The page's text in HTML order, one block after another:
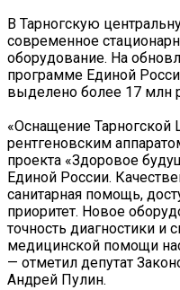
В Тарногскую
современное
оборудование. На
программе Единой
выделено более 17 млн
«Оснащение
рентгеновским
проекта «Здоровое
Единой России.
санитарная помощь,
приоритет. Новое
точность диагностики и
медицинской помощи
— отметил депутат
Андрей Пулин.